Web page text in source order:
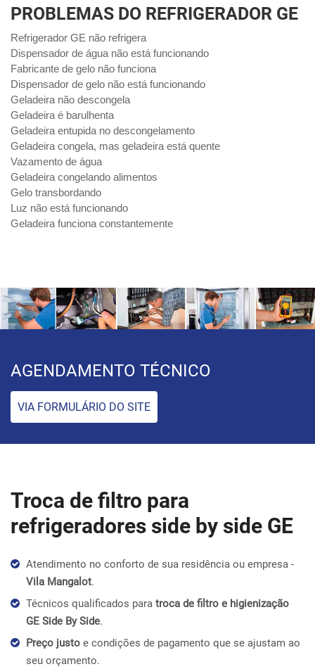
PROBLEMAS DO REFRIGERADOR GE
Refrigerador GE não refrigera
Dispensador de água não está funcionando
Fabricante de gelo não funciona
Dispensador de gelo não está funcionando
Geladeira não descongela
Geladeira é barulhenta
Geladeira entupida no descongelamento
Geladeira congela, mas geladeira está quente
Vazamento de água
Geladeira congelando alimentos
Gelo transbordando
Luz não está funcionando
Geladeira funciona constantemente
AGENDAMENTO TÉCNICO
VIA FORMULÁRIO DO SITE
Troca de filtro para
refrigeradores side by side GE
Atendimento no conforto de sua residência ou empresa -
Vila Mangalot.
Técnicos qualificados para troca de filtro e higienização
GE Side By Side.
Preço justo e condições de pagamento que se ajustam ao
seu orçamento.